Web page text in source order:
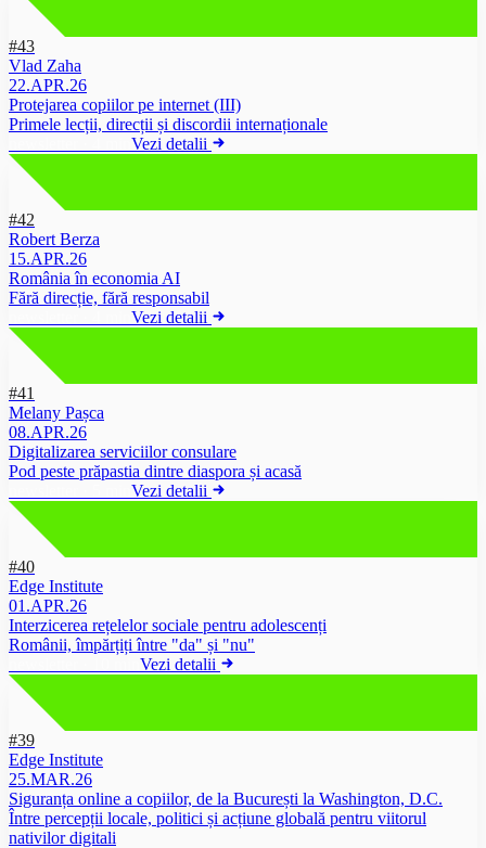
#43
Vlad Zaha
22.APR.26
Protejarea copiilor pe internet (III)
Primele lecții, direcții și discordii internaționale
Vezi detalii
#42
Robert Berza
15.APR.26
România în economia AI
Fără direcție, fără responsabil
Vezi detalii
#41
Melany Pașca
08.APR.26
Digitalizarea serviciilor consulare
Pod peste prăpastia dintre diaspora și acasă
Vezi detalii
#40
Edge Institute
01.APR.26
Interzicerea rețelelor sociale pentru adolescenți
Românii, împărțiți între "da" și "nu"
Vezi detalii
#39
Edge Institute
25.MAR.26
Siguranța online a copiilor, de la București la Washington, D.C.
Între percepții locale, politici și acțiune globală pentru viitorul
nativilor digitali